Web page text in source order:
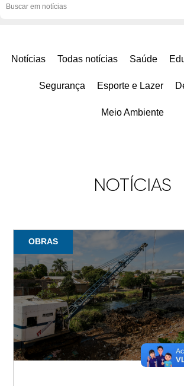
Notícias Todas notícias Saúde
Segurança Esporte e Lazer
Meio Ambiente
NOTÍCIAS
OBRAS